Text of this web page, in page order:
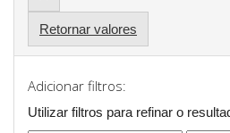
Retornar valores
Adicionar filtros:
Utilizar filtros para refinar o